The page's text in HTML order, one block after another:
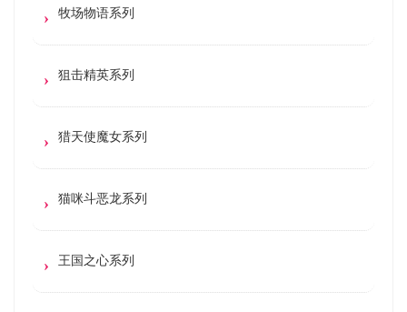
牧场物语系列
狙击精英系列
猎天使魔女系列
猫咪斗恶龙系列
王国之心系列